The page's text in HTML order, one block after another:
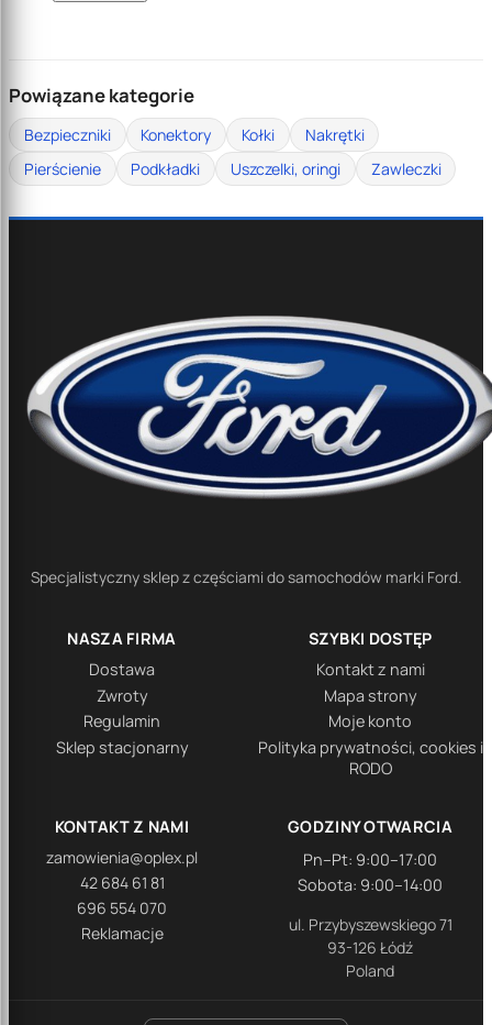
Powiązane kategorie
Bezpieczniki Konektory Kołki
Nakrętki
Pierścienie
Podkładki Uszczelki, oringi Zawleczki
Specjalistyczny sklep z częściami do samochodów marki Ford.
NASZA FIRMA
Dostawa
Zwroty
Regulamin
Sklep stacjonarny
SZYBKI DOSTĘP
Kontakt z nami
Mapa strony
Moje konto
Polityka prywatności, cookies i
RODO
KONTAKT Z NAMI
zamowienia@oplex.pl
42 684 61 81
696 554 070
Reklamacje
GODZINY OTWARCIA
Pn–Pt: 9:00–17:00
Sobota: 9:00–14:00
ul. Przybyszewskiego 71
93-126 Łódź
Poland